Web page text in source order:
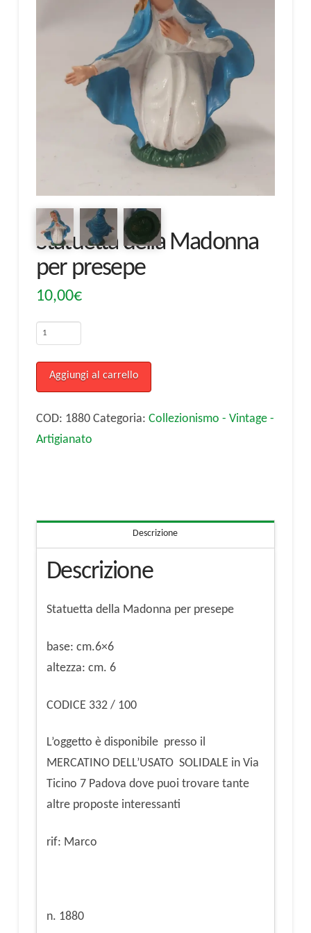
Statuetta della Madonna
per presepe
10,00€
Statuetta
Madonna
per
presepe
quantità
Aggiungi al carrello
COD: 1880 Categoria: Collezionismo - Vintage -
Artigianato
Descrizione
Descrizione
Statuetta della Madonna per presepe
base: cm.6×6
altezza: cm. 6
CODICE 332 / 100
L’oggetto è disponibile presso il
MERCATINO DELL’USATO SOLIDALE in Via
Ticino 7 Padova dove puoi trovare tante
altre proposte interessanti
rif: Marco
n. 1880